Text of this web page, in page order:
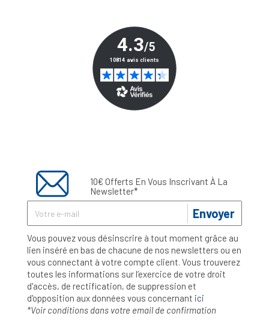
10€ Offerts En Vous Inscrivant À La
Newsletter*
Envoyer
Vous pouvez vous désinscrire à tout moment grâce au
lien inséré en bas de chacune de nos newsletters ou en
vous connectant à votre compte client. Vous trouverez
toutes les informations sur l’exercice de votre droit
d'accès, de rectification, de suppression et
d'opposition aux données vous concernant ici
*Voir conditions dans votre email de confirmation